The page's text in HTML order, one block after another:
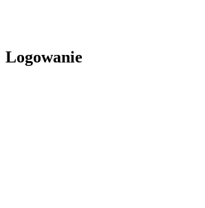
Logowanie